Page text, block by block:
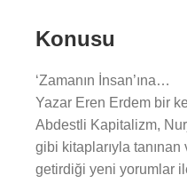
Konusu
‘Zamanın İnsan’ına…
Yazar Eren Erdem bir
Abdestli Kapitalizm,
gibi kitaplarıyla
getirdiği yeni yorumlar